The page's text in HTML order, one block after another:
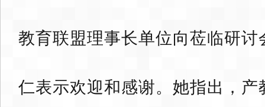
教育联盟理事长单位向莅临研
仁表示欢迎和感谢。她指出，